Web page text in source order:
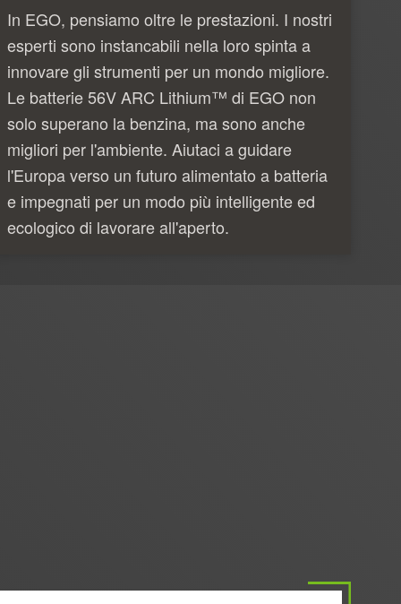
In EGO, pensiamo oltre le prestazioni. I nostri
esperti sono instancabili nella loro spinta a
innovare gli strumenti per un mondo migliore.
Le batterie 56V ARC Lithium™ di EGO non
solo superano la benzina, ma sono anche
migliori per l'ambiente. Aiutaci a guidare
l'Europa verso un futuro alimentato a batteria
e impegnati per un modo più intelligente ed
ecologico di lavorare all'aperto.